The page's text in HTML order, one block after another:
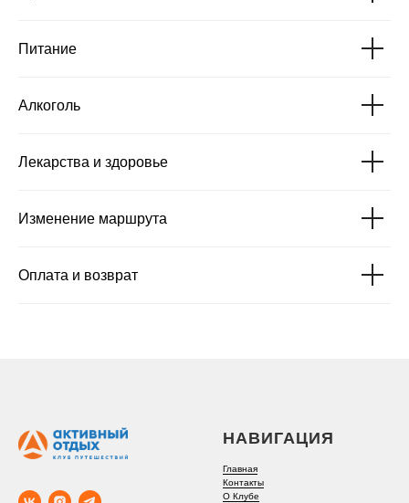
Питание
Алкоголь
Лекарства и здоровье
Изменение маршрута
Оплата и возврат
НАВИГАЦИЯ
Главная
Контакты
О Клубе